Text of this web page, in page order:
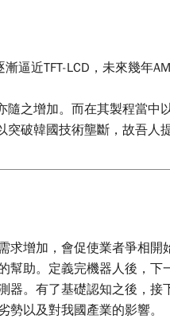
逼近TFT-LCD，未來幾年
之增加。而在其製程當
破韓國技術壟斷，故吾
增加，會促使業者爭相
助。定義完機器人後，
。有了基礎認知之後，
以及對我國產業的影響。